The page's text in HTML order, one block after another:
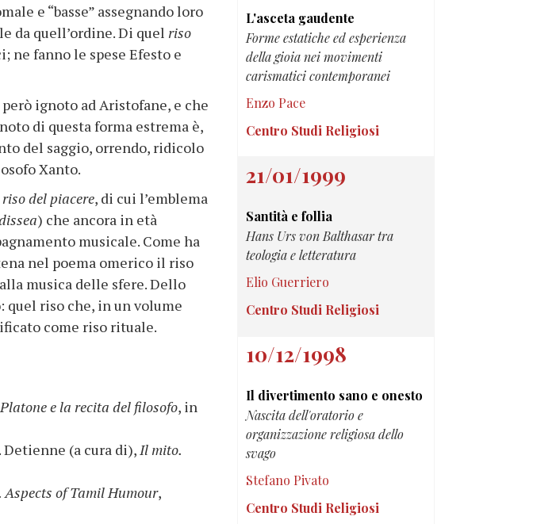
e “basse” assegnando loro
da quell’ordine. Di quel riso
ne fanno le spese Efesto e
ignoto ad Aristofane, e che
di questa forma estrema è,
del saggio, orrendo, ridicolo
Xanto.
riso del piacere, di cui l’emblema
) che ancora in età
musicale. Come ha
nel poema omerico il riso
musica delle sfere. Dello
quel riso che, in un volume
come riso rituale.
e la recita del filosofo, in
Detienne (a cura di),Il mito.
Aspects of Tamil Humour,
L'asceta gaudente
Forme estatiche ed esperienza
della gioia nei movimenti
carismatici contemporanei
Enzo Pace
Centro Studi Religiosi
21/01/1999
Santità e follia
Hans Urs von Balthasar tra
teologia e letteratura
Elio Guerriero
Centro Studi Religiosi
10/12/1998
Il divertimento sano e onesto
Nascita dell'oratorio e
organizzazione religiosa dello
svago
Stefano Pivato
Centro Studi Religiosi